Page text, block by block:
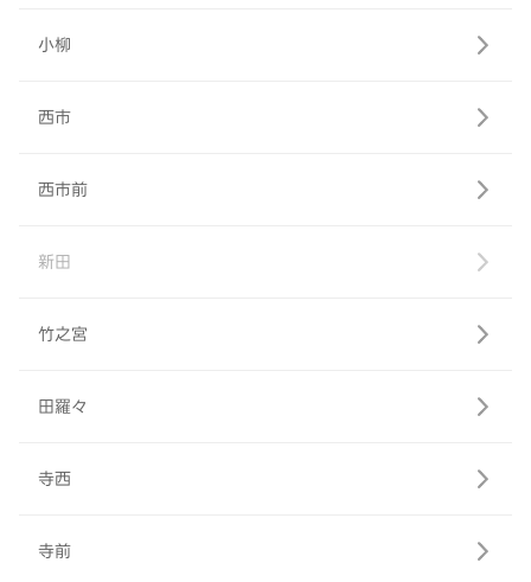
小柳
西市
西市前
新田
竹之宮
田羅々
寺西
寺前